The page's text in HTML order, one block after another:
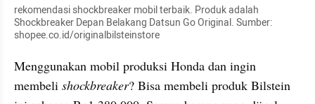
rekomendasi shockbreaker mobil terbaik. Produk adalah
Shockbreaker Depan Belakang Datsun Go Original. Sumber:
shopee.co.id/originalbilsteinstore
Menggunakan mobil produksi Honda dan ingin
membeli shockbreaker? Bisa membeli produk Bilstein